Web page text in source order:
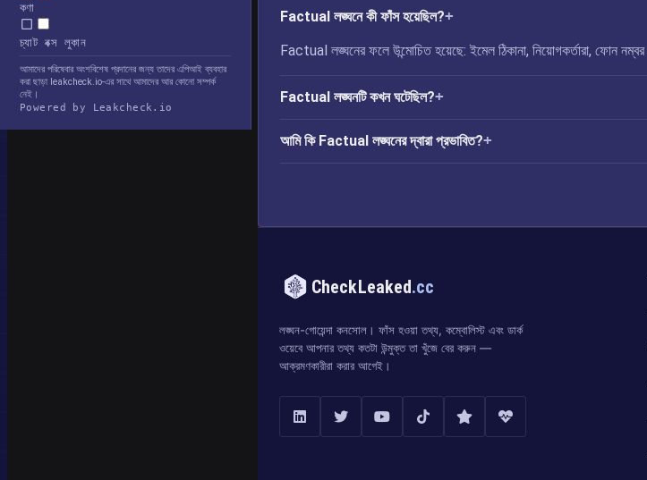
কণা
চ্যাট বক্স লুকান
আমাদের পরিষেবার অংশবিশেষ প্রদানের জন্য তাদের এপিআই ব্যবহার
করা ছাড়া leakcheck.io-এর সাথে আমাদের আর কোনো সম্পর্ক
নেই।
Powered by Leakcheck.io
Factual লঙ্ঘনে কী ফাঁস হয়েছিল?
Factual লঙ্ঘনের ফলে উন্মোচিত হয়েছে: ইমেল ঠিকানা, নিয়োগকর্তারা, ফোন নম্বর
Factual লঙ্ঘনটি কখন ঘটেছিল?
আমি কি Factual লঙ্ঘনের দ্বারা প্রভাবিত?
CheckLeaked.cc
লঙ্ঘন-গোয়েন্দা কনসোল। ফাঁস হওয়া তথ্য, কম্বোলিস্ট এবং ডার্ক
ওয়েবে আপনার তথ্য কতটা উন্মুক্ত তা খুঁজে বের করুন —
আক্রমণকারীরা করার আগেই।